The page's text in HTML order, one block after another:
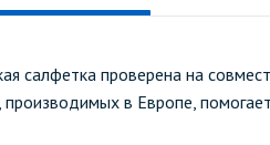
салфетка проверена на
производимых в Европе,